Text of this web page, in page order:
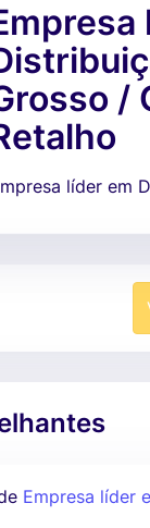
/
líder em
Empresa líder